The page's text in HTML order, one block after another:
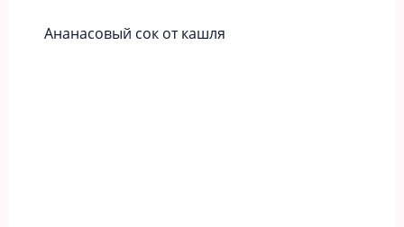
Ананасовый сок от кашля